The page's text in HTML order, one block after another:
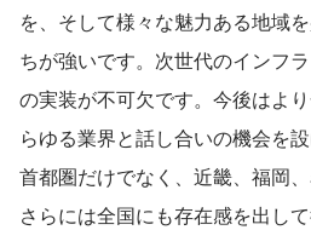
を、そして様々な魅力ある地域
ちが強いです。次世代のインフ
の実装が不可欠です。今後はよ
らゆる業界と話し合いの機会を
首都圏だけでなく、近畿、福岡
さらには全国にも存在感を出し